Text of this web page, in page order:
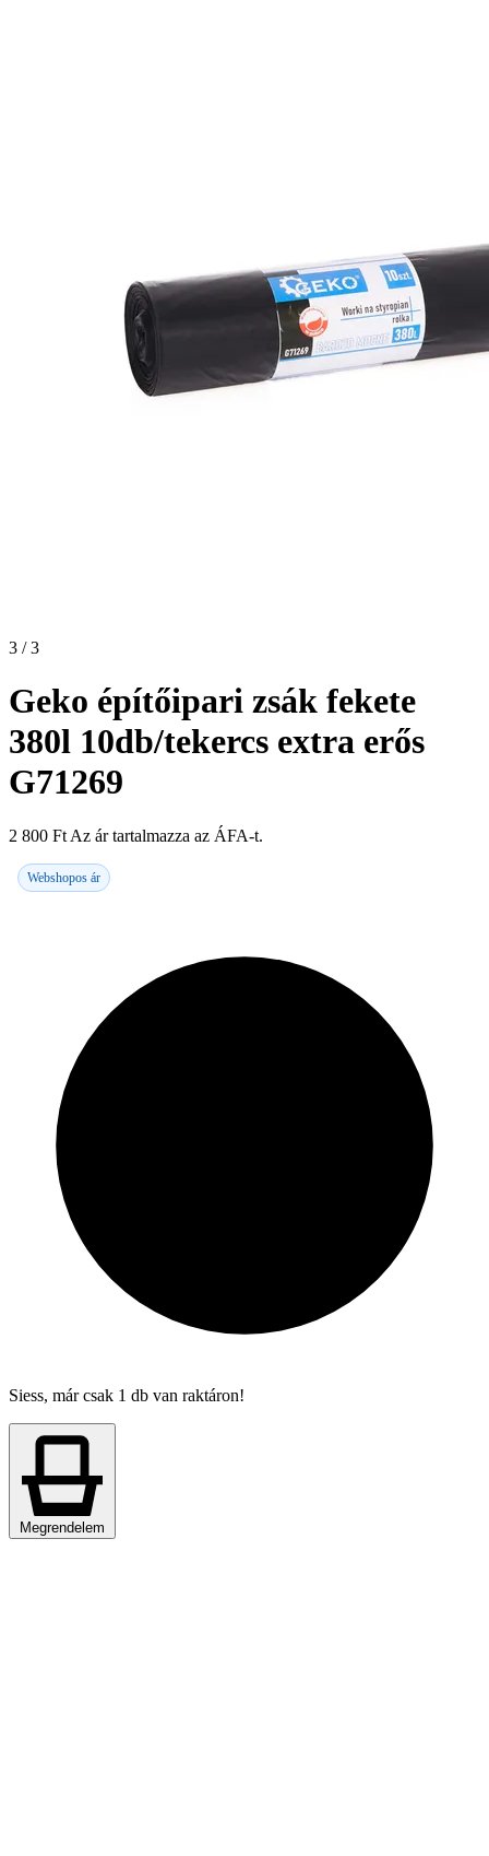
3 / 3
Geko építőipari zsák fekete
380l 10db/tekercs extra erős
G71269
2 800 Ft Az ár tartalmazza az ÁFA-t.
Webshopos ár
Siess, már csak 1 db van raktáron!
Megrendelem